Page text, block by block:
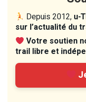
Depuis 2012, u-
sur l’actualité du
Votre soutien
trail libre et